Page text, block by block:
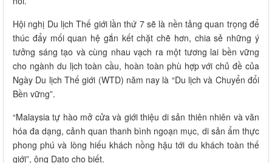
Hội nghị Du lịch Thế giới lần thứ 7 sẽ là nền tảng quan trọng để
thúc đẩy mối quan hệ gắn kết chặt chẽ hơn, chia sẻ những ý
tưởng sáng tạo và cùng nhau vạch ra một tương lai bền vững
cho ngành du lịch toàn cầu, hoàn toàn phù hợp với chủ đề của
Ngày Du lịch Thế giới (WTD) năm nay là “Du lịch và Chuyển đổi
Bền vững”.
“Malaysia tự hào mở cửa và giới thiệu di sản thiên nhiên và văn
hóa đa dạng, cảnh quan thanh bình ngoạn mục, di sản ẩm thực
phong phú và lòng hiếu khách nồng hậu tới du khách toàn thế
giới”, ông Dato cho biết.